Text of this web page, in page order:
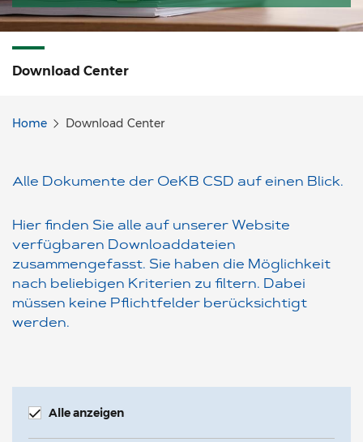
Download Center
Home Download Center
Alle Dokumente der OeKB CSD auf einen Blick.
Hier finden Sie alle auf unserer Website
verfügbaren Downloaddateien
zusammengefasst. Sie haben die Möglichkeit
nach beliebigen Kriterien zu filtern. Dabei
müssen keine Pflichtfelder berücksichtigt
werden.
Alle anzeigen